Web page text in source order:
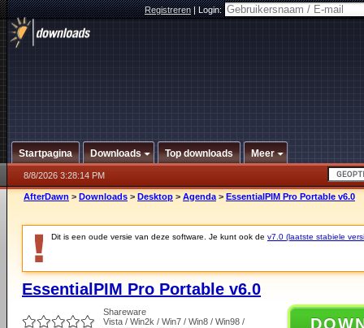
Registreren|Login:
Startpagina Downloads Top downloads Meer
8/8/2026 3:28:14 PM
AfterDawn > Downloads > Desktop > Agenda > EssentialPIM Pro Portable v6.0
Dit is een oude versie van deze software. Je kunt ook de v7.0 (laatste stabiele
EssentialPIM Pro Portable v6.0
Shareware
Vista / Win2k / Win7 / Win8 / Win98 /